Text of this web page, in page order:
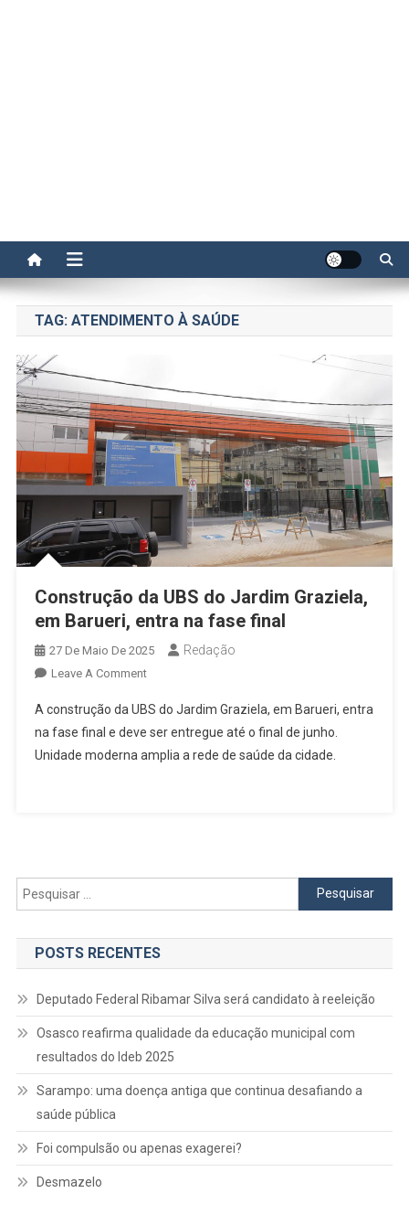
TAG: ATENDIMENTO À SAÚDE
Construção da UBS do Jardim Graziela,
em Barueri, entra na fase final
27 De Maio De 2025 Redação
Leave A CommentOn
Da
UBS
Do
Na
A construção da UBS do Jardim Graziela, em Barueri, entra
na fase final e deve ser entregue até o final de junho.
Unidade moderna amplia a rede de saúde da cidade.
Pesquisar
por:
POSTS RECENTES
Deputado Federal Ribamar Silva será candidato à reeleição
Osasco reafirma qualidade da educação municipal com
resultados do Ideb 2025
Sarampo: uma doença antiga que continua desafiando a
saúde pública
Foi compulsão ou apenas exagerei?
Desmazelo